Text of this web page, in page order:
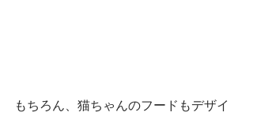
もちろん、猫ちゃんのフードもデザイ